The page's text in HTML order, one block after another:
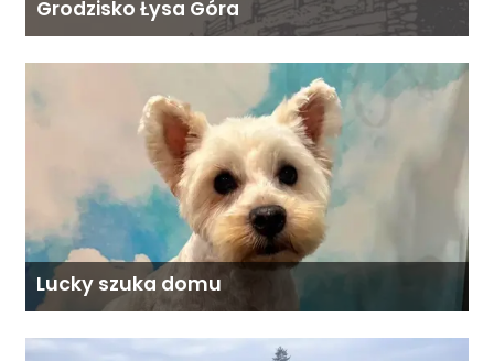
Grodzisko Łysa Góra
Lucky szuka domu